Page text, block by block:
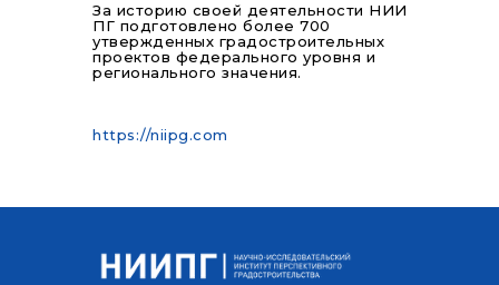
За историю своей деятельности НИИ
ПГ подготовлено более 700
утвержденных градостроительных
проектов федерального уровня и
регионального значения.
https://niipg.com